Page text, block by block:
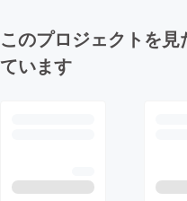
このプロジェクトを
ています